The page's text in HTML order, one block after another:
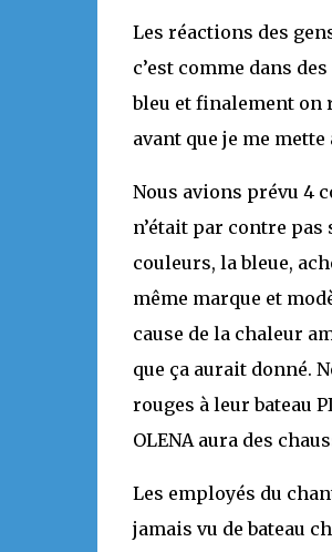
Les réactions des
c’est comme dans
bleu et finalement on
avant que je me
Nous avions prévu 4
n’était par contre
couleurs, la bleue,
même marque et
cause de la chaleur
que ça aurait donné.
rouges à leur bateau
OLENA aura des
Les employés du
jamais vu de bateau